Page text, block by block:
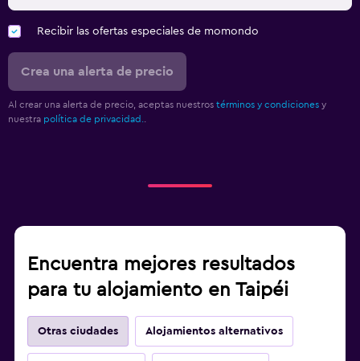
Recibir las ofertas especiales de momondo
Crea una alerta de precio
Al crear una alerta de precio, aceptas nuestros términos y condiciones y
nuestra política de privacidad.
Encuentra mejores resultados
para tu alojamiento en Taipéi
Otras ciudades Alojamientos alternativos